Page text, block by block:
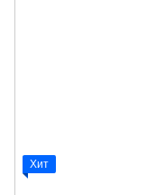
Хит